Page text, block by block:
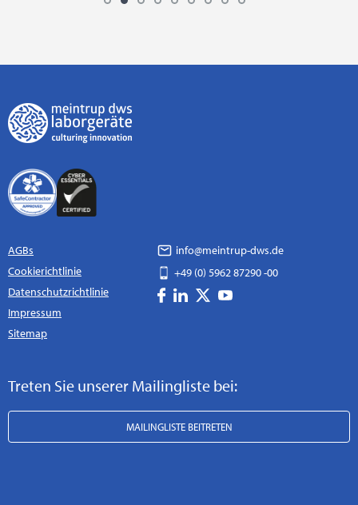
AGBs
Cookierichtlinie
Datenschutzrichtlinie
Impressum
Sitemap
info@meintrup-dws.de
+49 (0) 5962 87290 -00
Treten Sie unserer Mailingliste bei:
MAILINGLISTE BEITRETEN